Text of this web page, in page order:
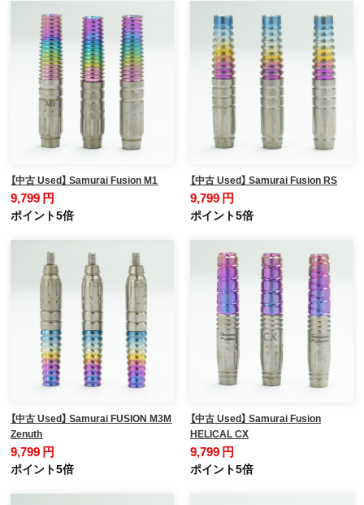
【中古 Used】 Samurai Fusion M1
9,799 円
ポイント5倍
【中古 Used】 Samurai Fusion RS
9,799 円
ポイント5倍
【中古 Used】 Samurai FUSION M3M
Zenuth
9,799 円
ポイント5倍
【中古 Used】 Samurai Fusion
HELICAL CX
9,799 円
ポイント5倍